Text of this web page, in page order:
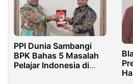
PPI Dunia Sambangi
BPK Bahas 5 Masalah
Pelajar Indonesia di